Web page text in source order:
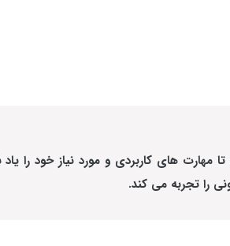
مهارت های کاربردی و مورد نیاز خود را
را تجربه می کند.